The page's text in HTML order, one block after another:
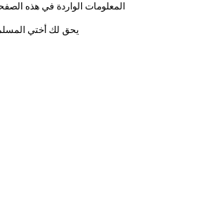
المعلومات الواردة في هذه
يحق لك أختي